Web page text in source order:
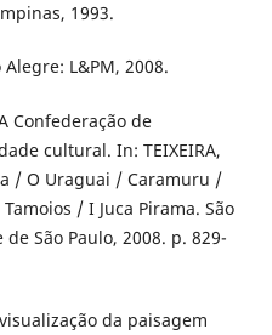
1993.
Alegre: L&PM, 2008.
Confederação de
cultural. In: TEIXEIRA,
/ O Uraguai / Caramuru /
/ I Juca Pirama. São
São Paulo, 2008. p. 829-
da paisagem